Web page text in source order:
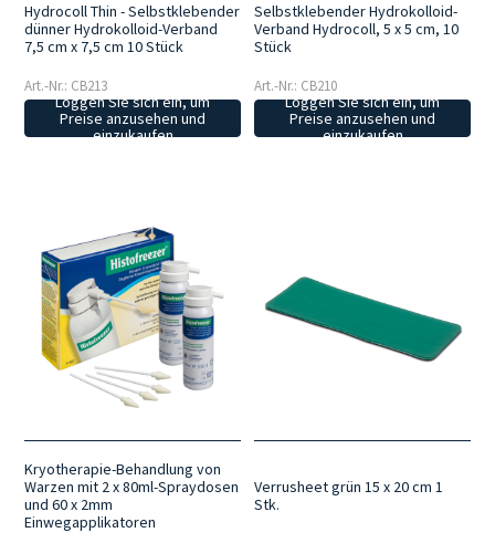
Hydrocoll Thin - Selbstklebender
dünner Hydrokolloid-Verband
7,5 cm x 7,5 cm 10 Stück
Art.-Nr.: CB213
Loggen Sie sich ein, um
Preise anzusehen und
einzukaufen
Selbstklebender Hydrokolloid-
Verband Hydrocoll, 5 x 5 cm, 10
Stück
Art.-Nr.: CB210
Loggen Sie sich ein, um
Preise anzusehen und
einzukaufen
Kryotherapie-Behandlung von
Warzen mit 2 x 80ml-Spraydosen
und 60 x 2mm
Einwegapplikatoren
Verrusheet grün 15 x 20 cm 1
Stk.